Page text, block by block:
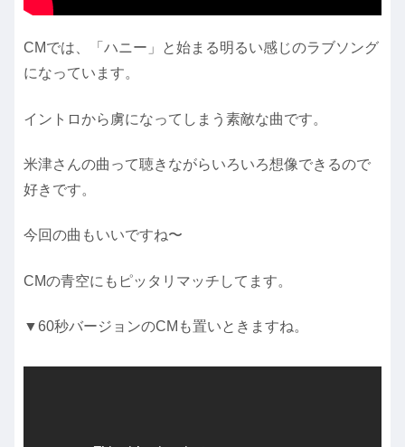
CMでは、「ハニー」と始まる明るい感じのラブソング
になっています。
イントロから虜になってしまう素敵な曲です。
米津さんの曲って聴きながらいろいろ想像できるので
好きです。
今回の曲もいいですね〜
CMの青空にもピッタリマッチしてます。
▼60秒バージョンのCMも置いときますね。